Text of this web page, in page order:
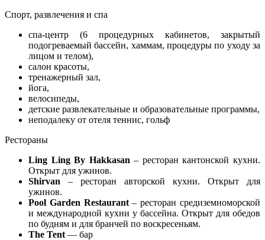
Спорт, развлечения и спа
спа-центр (6 процедурных кабинетов, закрытый
подогреваемый бассейн, хаммам, процедуры по уходу за
лицом и телом),
салон красоты,
тренажерный зал,
йога,
велосипеды,
детские развлекательные и образовательные программы,
неподалеку от отеля теннис, гольф
Рестораны
Ling Ling By Hakkasan – ресторан кантонской кухни.
Открыт для ужинов.
Shirvan – ресторан авторской кухни. Открыт для
ужинов.
Pool Garden Restaurant– ресторан средиземноморской
и международной кухни у бассейна. Открыт для обедов
по будням и для бранчей по воскресеньям.
The Tent — бар